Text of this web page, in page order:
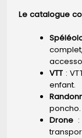
Le catalogue
VTT :
enfant.
poncho.
Drone